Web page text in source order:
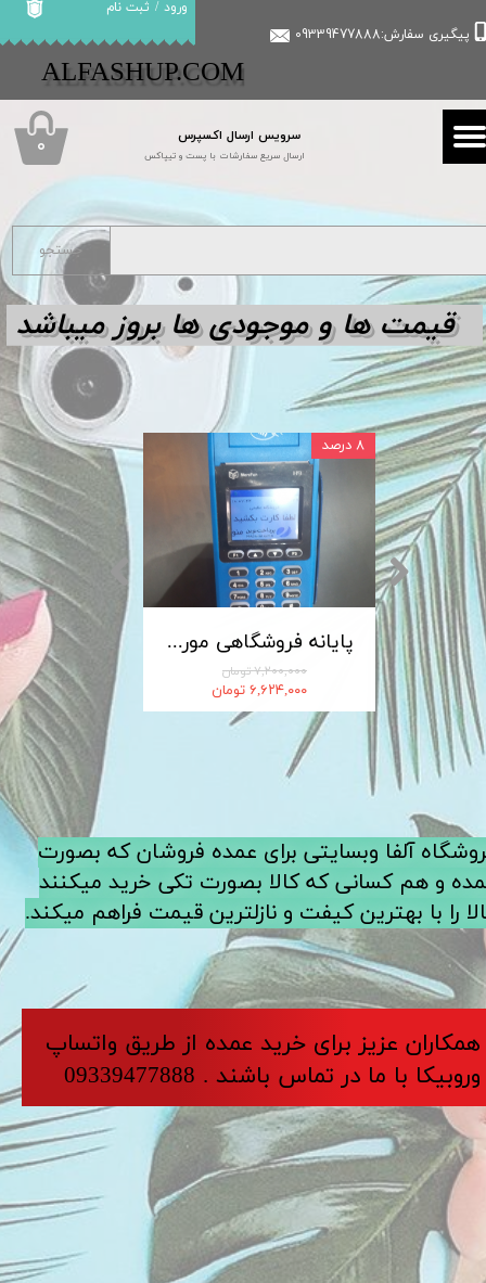
سرویس ارسال اکسپرس
ارسال سریع سفارشات با پست و تیپاکس
پیگیری سفارش:09339477888
ورود / ثبت نام
حساب کاربری من
تغییر گذر واژه
سفارشات
​​ALFASHUP.COM
۰
پایانه فروشگاهی مورفان MoreFun مدل H9
۷,۲۰۰,۰۰۰ تومان
۶,۶۲۴,۰۰۰ تومان
۸ درصد
کابل شارژ MICRO-USB اندروید LDNIO الدینیو مدل XS-07 متراژ 1 متر
جستجو
آلفا وبسایتی برای عمده فروشان که بصورت
و هم کسانی که کالا بصورت تکی خرید میکنند
را با بهترین کیفت و نازلترین قیمت فراهم میکند.
​​​همکاران عزیز برای خرید عمده از طریق واتساپ
وروبیکا با ما در تماس باشند . 09339477888
قیمت ها و موجودی ها بروز میباشد